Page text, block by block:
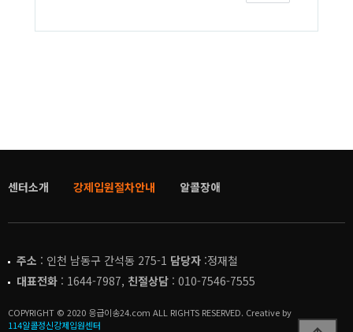
센터소개 강제입원절차안내 알콜장애
주소 : 인천 남동구 간석동 275-1 담당자 :정재철
대표전화 : 1644-7987, 친절상담 : 010-7546-7555
COPYRIGHT © 2020 응급이송24.com ALL RIGHTS RESERVED. Creative by
114알콜정신강제입원센터